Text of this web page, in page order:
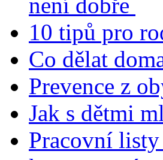
10 tipů pro
Co dělat
Prevence z
Jak s dětmi
Pracovní